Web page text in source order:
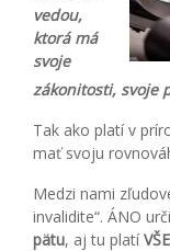
vedou,
ktorá má
svoje
zákonitosti, svoje
Tak ako platí v
mať svoju
Medzi nami
invalidite“. ÁNO
pätu, aj tu platí